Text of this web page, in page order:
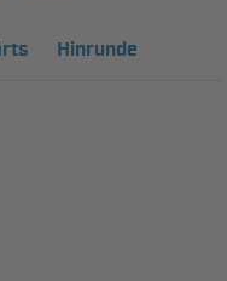
Hinrunde